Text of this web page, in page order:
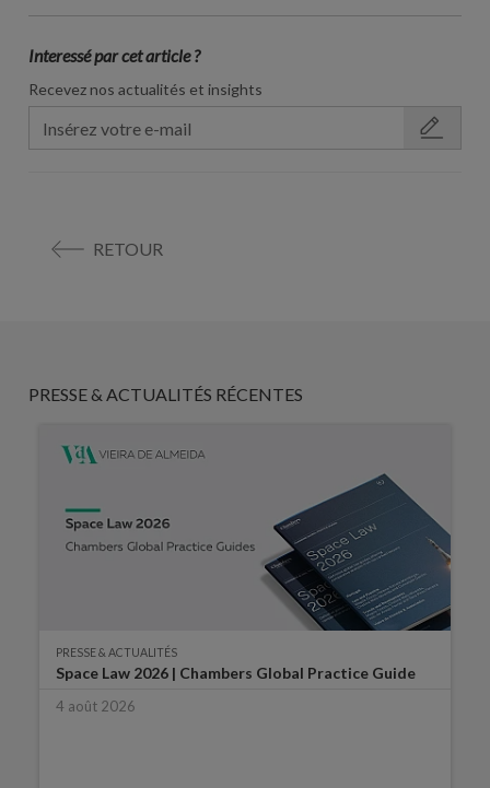
Interessé par cet article ?
Recevez nos actualités et insights
RETOUR
PRESSE & ACTUALITÉS RÉCENTES
PRESSE & ACTUALITÉS
Space Law 2026 | Chambers Global Practice Guide
4 août 2026